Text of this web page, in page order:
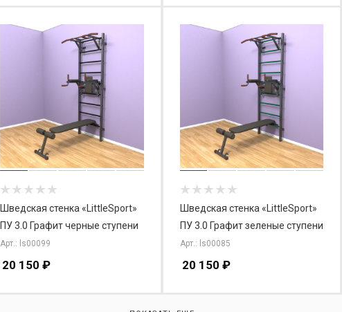
Шведская стенка «LittleSport»
ПУ 3.0 Графит черные ступени
Арт.: ls00099
20 150 ₽
Шведская стенка «LittleSport»
ПУ 3.0 Графит зеленые ступени
Арт.: ls00085
20 150 ₽